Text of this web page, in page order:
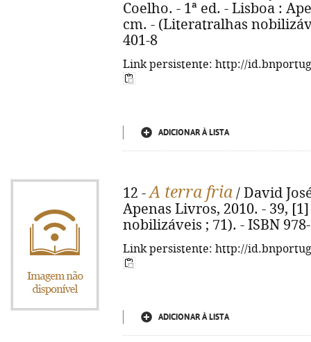
Coelho. - 1ª ed. - Lisboa :
cm. - (Literatralhas
401-8
Link persistente: http://
ADICIONAR À LISTA
12 -A terra fria / David
Apenas Livros, 2010. - 39,
nobilizáveis ; 71). - ISBN
Link persistente: http://
ADICIONAR À LISTA